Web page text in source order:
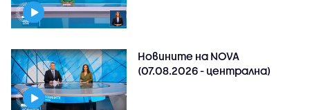
Новините на NOVA
(07.08.2026 - централна)